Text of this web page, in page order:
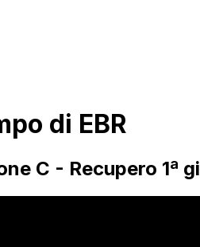
di EBR
C - Recupero 1ª